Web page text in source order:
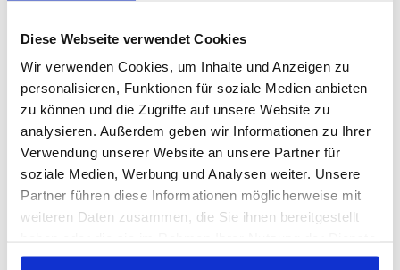
Diese Webseite verwendet Cookies
Wir verwenden Cookies, um Inhalte und Anzeigen zu
personalisieren, Funktionen für soziale Medien anbieten
zu können und die Zugriffe auf unsere Website zu
analysieren. Außerdem geben wir Informationen zu Ihrer
Verwendung unserer Website an unsere Partner für
soziale Medien, Werbung und Analysen weiter. Unsere
Partner führen diese Informationen möglicherweise mit
weiteren Daten zusammen, die Sie ihnen bereitgestellt
gesammelt haben.
Nachname
Text auf Gutschein (wird handschriftlich auf dem
Gutschein vermerkt)